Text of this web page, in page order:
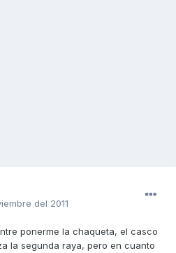
del 2011
ponerme la chaqueta, el casco
la segunda raya, pero en cuanto